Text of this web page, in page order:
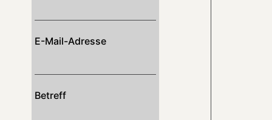
E-Mail-Adresse
Betreff